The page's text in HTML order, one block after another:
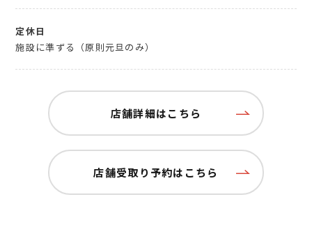
定休日
施設に準ずる（原則元旦のみ）
店舗詳細はこちら
店舗受取り予約はこちら